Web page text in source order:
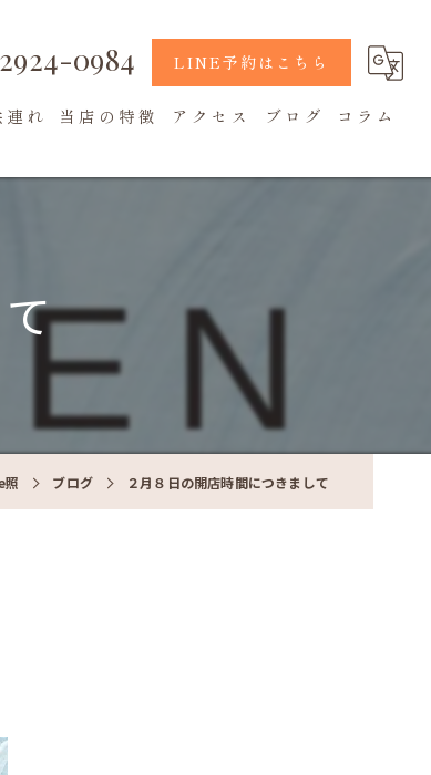
0984 LINE予約はこちら
連れ 当店の特徴 アクセス ブログ コラム
照 ブログ ２月８日の開店時間につきまして